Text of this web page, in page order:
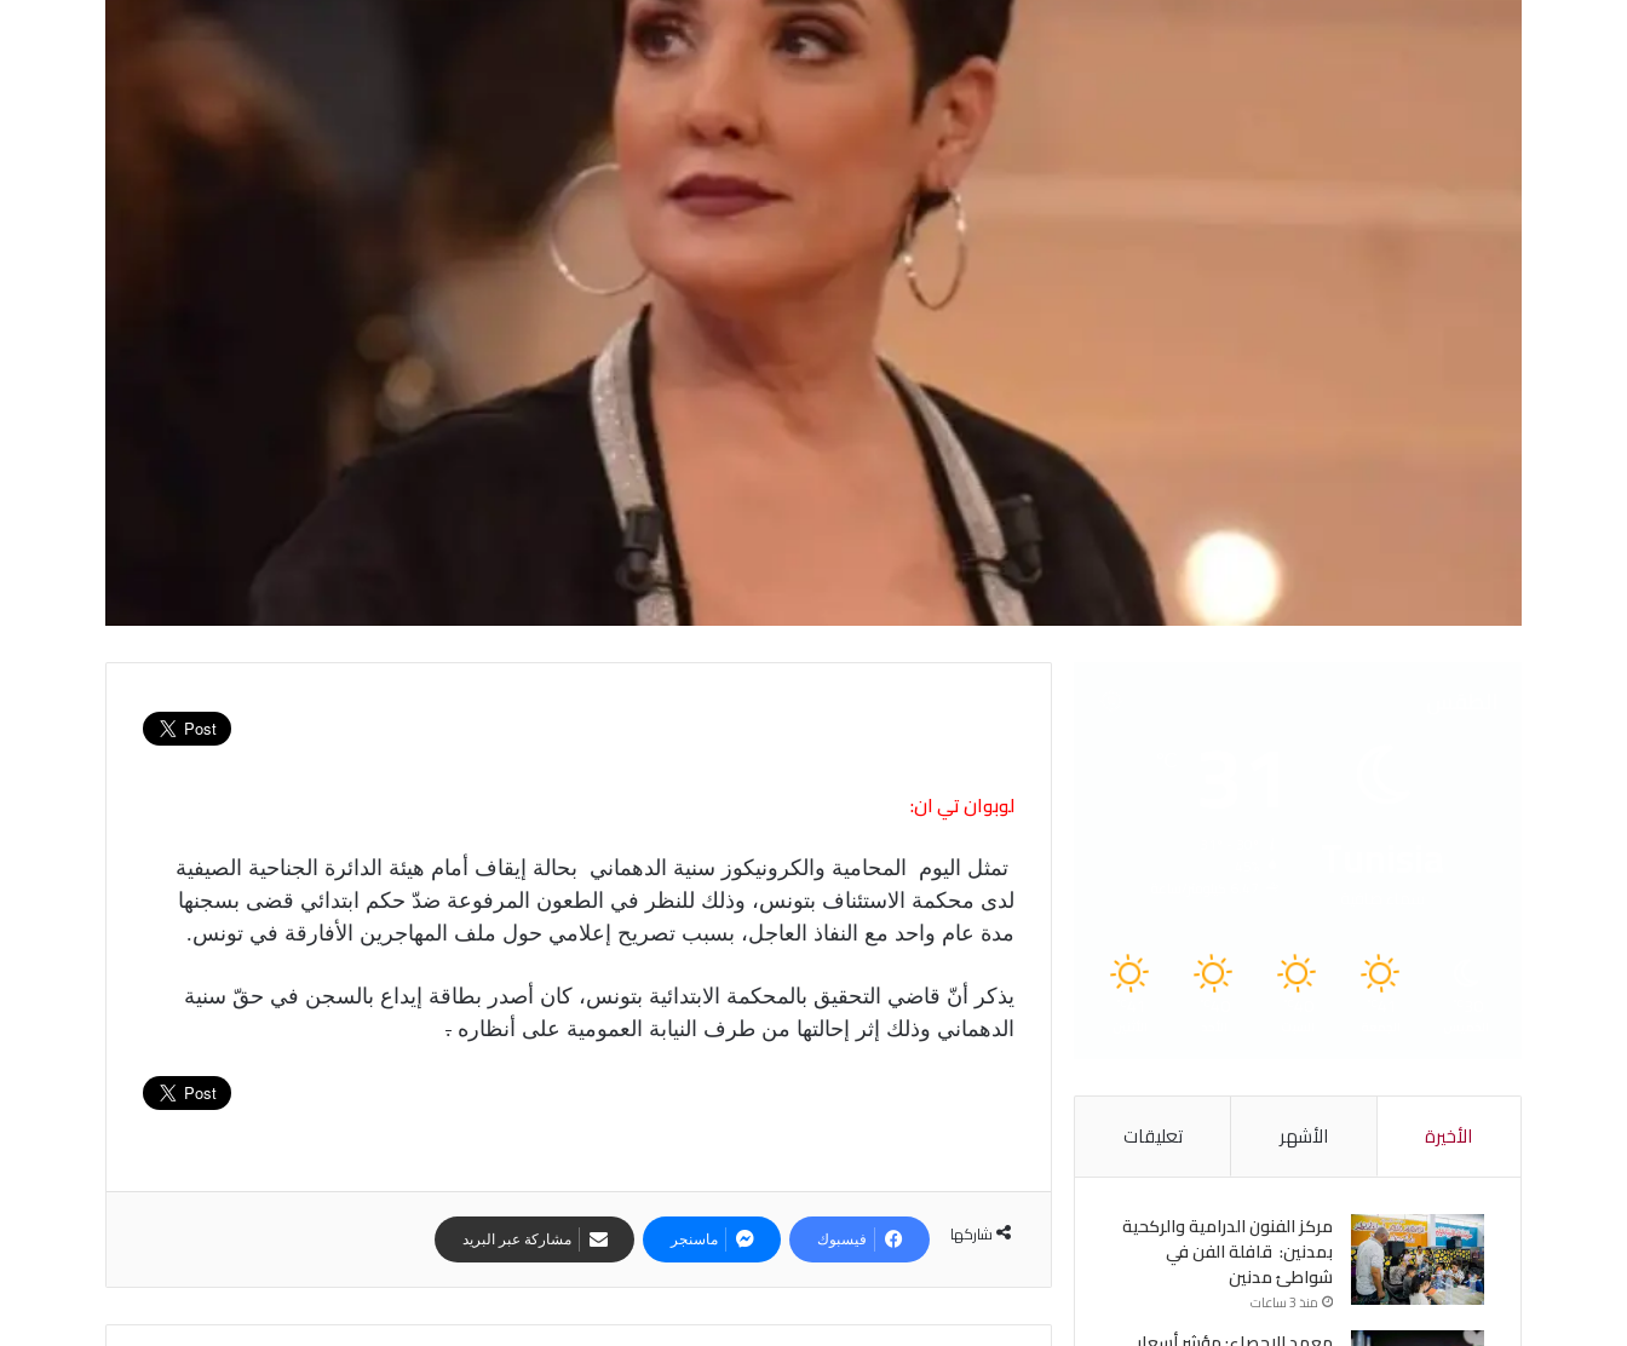
لوبوان تي ان:
تمثل اليوم المحامية والكرونيكوز سنية الدهماني بحالة إيقاف أمام هيئة الدائرة الجناحية الصيفية
لدى محكمة الاستئناف بتونس، وذلك للنظر في الطعون المرفوعة ضدّ حكم ابتدائي قضى بسجنها
مدة عام واحد مع النفاذ العاجل، بسبب تصريح إعلامي حول ملف المهاجرين الأفارقة في تونس.
يذكر أنّ قاضي التحقيق بالمحكمة الابتدائية بتونس، كان أصدر بطاقة إيداع بالسجن في حقّ سنية
الدهماني وذلك إثر إحالتها من طرف النيابة العمومية على أنظاره .
شاركها فيسبوك ماسنجر مشاركة عبر البريد
الأخيرة الأشهر تعليقات
مركز الفنون الدرامية والركحية
بمدنين: قافلة الفن في
شواطئ مدنين
منذ 3 ساعات